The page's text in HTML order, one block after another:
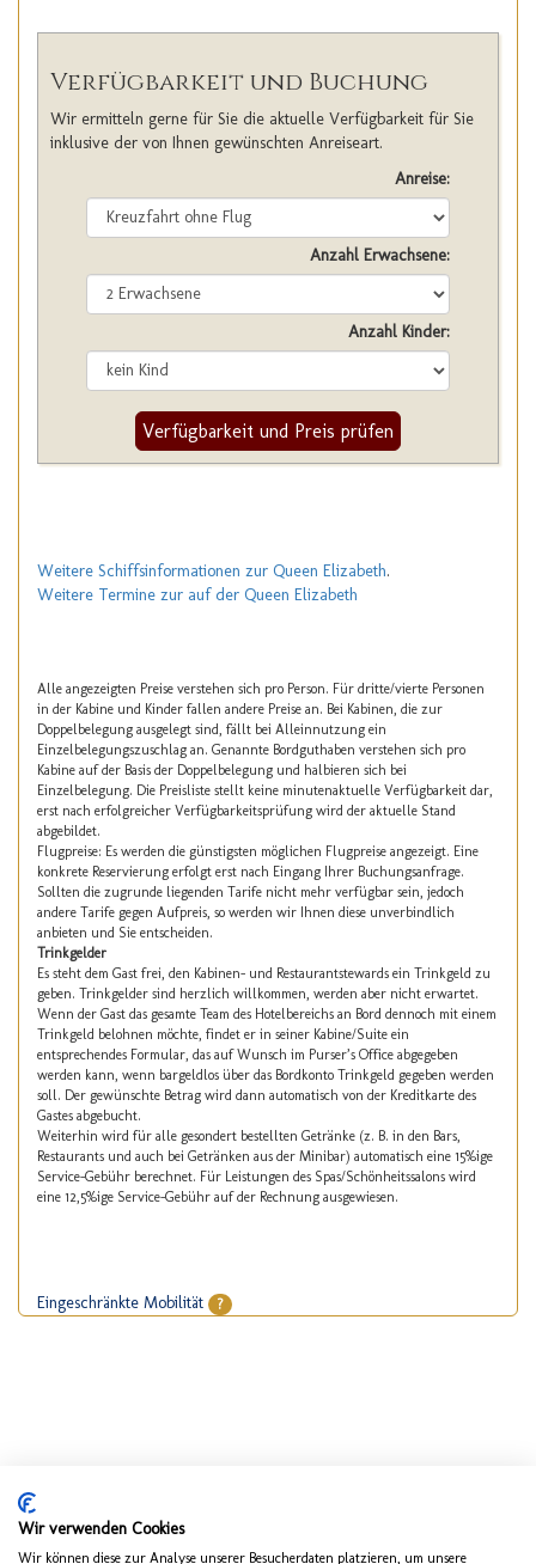
Verfügbarkeit und Buchung
Wir ermitteln gerne für Sie die aktuelle Verfügbarkeit für Sie
inklusive der von Ihnen gewünschten Anreiseart.
Anreise:
Anzahl Erwachsene:
Anzahl Kinder:
Verfügbarkeit und Preis prüfen
Weitere Schiffsinformationen zur Queen Elizabeth.
Weitere Termine zur auf der Queen Elizabeth
Alle angezeigten Preise verstehen sich pro Person. Für dritte/vierte Personen
in der Kabine und Kinder fallen andere Preise an. Bei Kabinen, die zur
Doppelbelegung ausgelegt sind, fällt bei Alleinnutzung ein
Einzelbelegungszuschlag an. Genannte Bordguthaben verstehen sich pro
Kabine auf der Basis der Doppelbelegung und halbieren sich bei
Einzelbelegung. Die Preisliste stellt keine minutenaktuelle Verfügbarkeit dar,
erst nach erfolgreicher Verfügbarkeitsprüfung wird der aktuelle Stand
abgebildet.
Flugpreise: Es werden die günstigsten möglichen Flugpreise angezeigt. Eine
konkrete Reservierung erfolgt erst nach Eingang Ihrer Buchungsanfrage.
Sollten die zugrunde liegenden Tarife nicht mehr verfügbar sein, jedoch
andere Tarife gegen Aufpreis, so werden wir Ihnen diese unverbindlich
anbieten und Sie entscheiden.
Trinkgelder
Es steht dem Gast frei, den Kabinen- und Restaurantstewards ein Trinkgeld zu
geben. Trinkgelder sind herzlich willkommen, werden aber nicht erwartet.
Wenn der Gast das gesamte Team des Hotelbereichs an Bord dennoch mit einem
Trinkgeld belohnen möchte, findet er in seiner Kabine/Suite ein
entsprechendes Formular, das auf Wunsch im Purser’s Office abgegeben
werden kann, wenn bargeldlos über das Bordkonto Trinkgeld gegeben werden
soll. Der gewünschte Betrag wird dann automatisch von der Kreditkarte des
Gastes abgebucht.
Weiterhin wird für alle gesondert bestellten Getränke (z. B. in den Bars,
Restaurants und auch bei Getränken aus der Minibar) automatisch eine 15%ige
Service-Gebühr berechnet. Für Leistungen des Spas/Schönheitssalons wird
eine 12,5%ige Service-Gebühr auf der Rechnung ausgewiesen.
Eingeschränkte Mobilität ?
Wir verwenden Cookies
Wir können diese zur Analyse unserer Besucherdaten platzieren, um unsere